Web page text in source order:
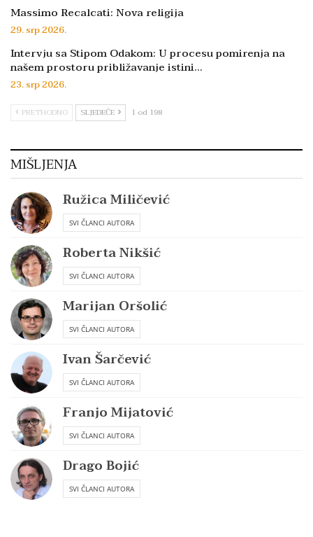
Massimo Recalcati: Nova religija
29. srp 2026.
Intervju sa Stipom Odakom: U procesu pomirenja na
našem prostoru približavanje istini…
23. srp 2026.
PRETHODNO SLJEDEĆE 1 od 198
MIŠLJENJA
Ružica Miličević
SVI ČLANCI AUTORA
Roberta Nikšić
SVI ČLANCI AUTORA
Marijan Oršolić
SVI ČLANCI AUTORA
Ivan Šarčević
SVI ČLANCI AUTORA
Franjo Mijatović
SVI ČLANCI AUTORA
Drago Bojić
SVI ČLANCI AUTORA